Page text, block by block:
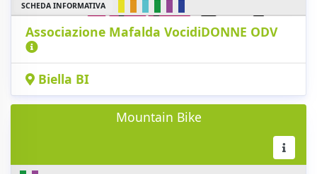
SCHEDA INFORMATIVA
Associazione Mafalda VocidiDONNE ODV
Biella BI
Mountain Bike